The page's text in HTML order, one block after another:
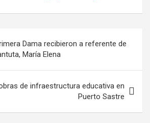
Dama recibieron a referente de
María Elena
de infraestructura educativa en
Puerto Sastre